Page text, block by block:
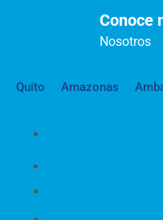
Conoce
Nosotros
Quito Amazonas